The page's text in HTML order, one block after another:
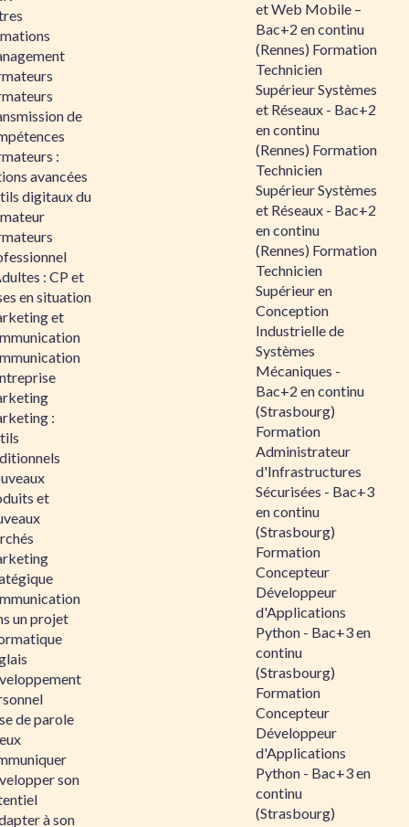
de
:
avancées
digitaux du
: CP et
en situation
et
:
et
un projet
de parole
son
à son
et Web Mobile –
Bac+2 en continu
(Rennes) Formation
Technicien
Supérieur Systèmes
et Réseaux - Bac+2
en continu
(Rennes) Formation
Technicien
Supérieur Systèmes
et Réseaux - Bac+2
en continu
(Rennes) Formation
Technicien
Supérieur en
Conception
Industrielle de
Systèmes
Mécaniques -
Bac+2 en continu
(Strasbourg)
Formation
Administrateur
d'Infrastructures
Sécurisées - Bac+3
en continu
(Strasbourg)
Formation
Concepteur
Développeur
d'Applications
Python - Bac+3 en
continu
(Strasbourg)
Formation
Concepteur
Développeur
d'Applications
Python - Bac+3 en
continu
(Strasbourg)